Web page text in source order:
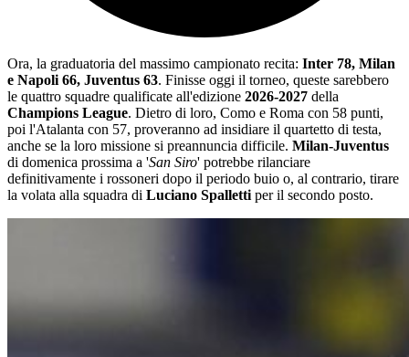
Ora, la graduatoria del massimo campionato recita: Inter 78, Milan
e Napoli 66, Juventus 63. Finisse oggi il torneo, queste sarebbero
le quattro squadre qualificate all'edizione 2026-2027 della
Champions League. Dietro di loro, Como e Roma con 58 punti,
poi l'Atalanta con 57, proveranno ad insidiare il quartetto di testa,
anche se la loro missione si preannuncia difficile. Milan-Juventus
di domenica prossima a 'San Siro' potrebbe rilanciare
definitivamente i rossoneri dopo il periodo buio o, al contrario, tirare
la volata alla squadra di Luciano Spalletti per il secondo posto.